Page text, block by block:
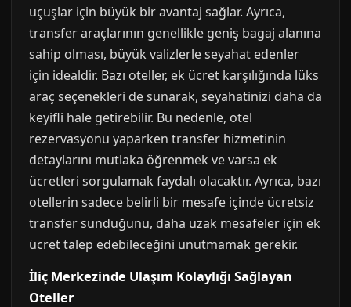
uçuşlar için büyük bir avantaj sağlar. Ayrıca,
transfer araçlarının genellikle geniş bagaj alanına
sahip olması, büyük valizlerle seyahat edenler
için idealdir. Bazı oteller, ek ücret karşılığında lüks
araç seçenekleri de sunarak, seyahatinizi daha da
keyifli hale getirebilir. Bu nedenle, otel
rezervasyonu yaparken transfer hizmetinin
detaylarını mutlaka öğrenmek ve varsa ek
ücretleri sorgulamak faydalı olacaktır. Ayrıca, bazı
otellerin sadece belirli bir mesafe içinde ücretsiz
transfer sunduğunu, daha uzak mesafeler için ek
ücret talep edebileceğini unutmamak gerekir.
İliç Merkezinde Ulaşım Kolaylığı Sağlayan
Oteller